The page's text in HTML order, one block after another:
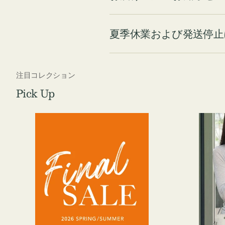
夏季休業および発送停
注目コレクション
Pick Up